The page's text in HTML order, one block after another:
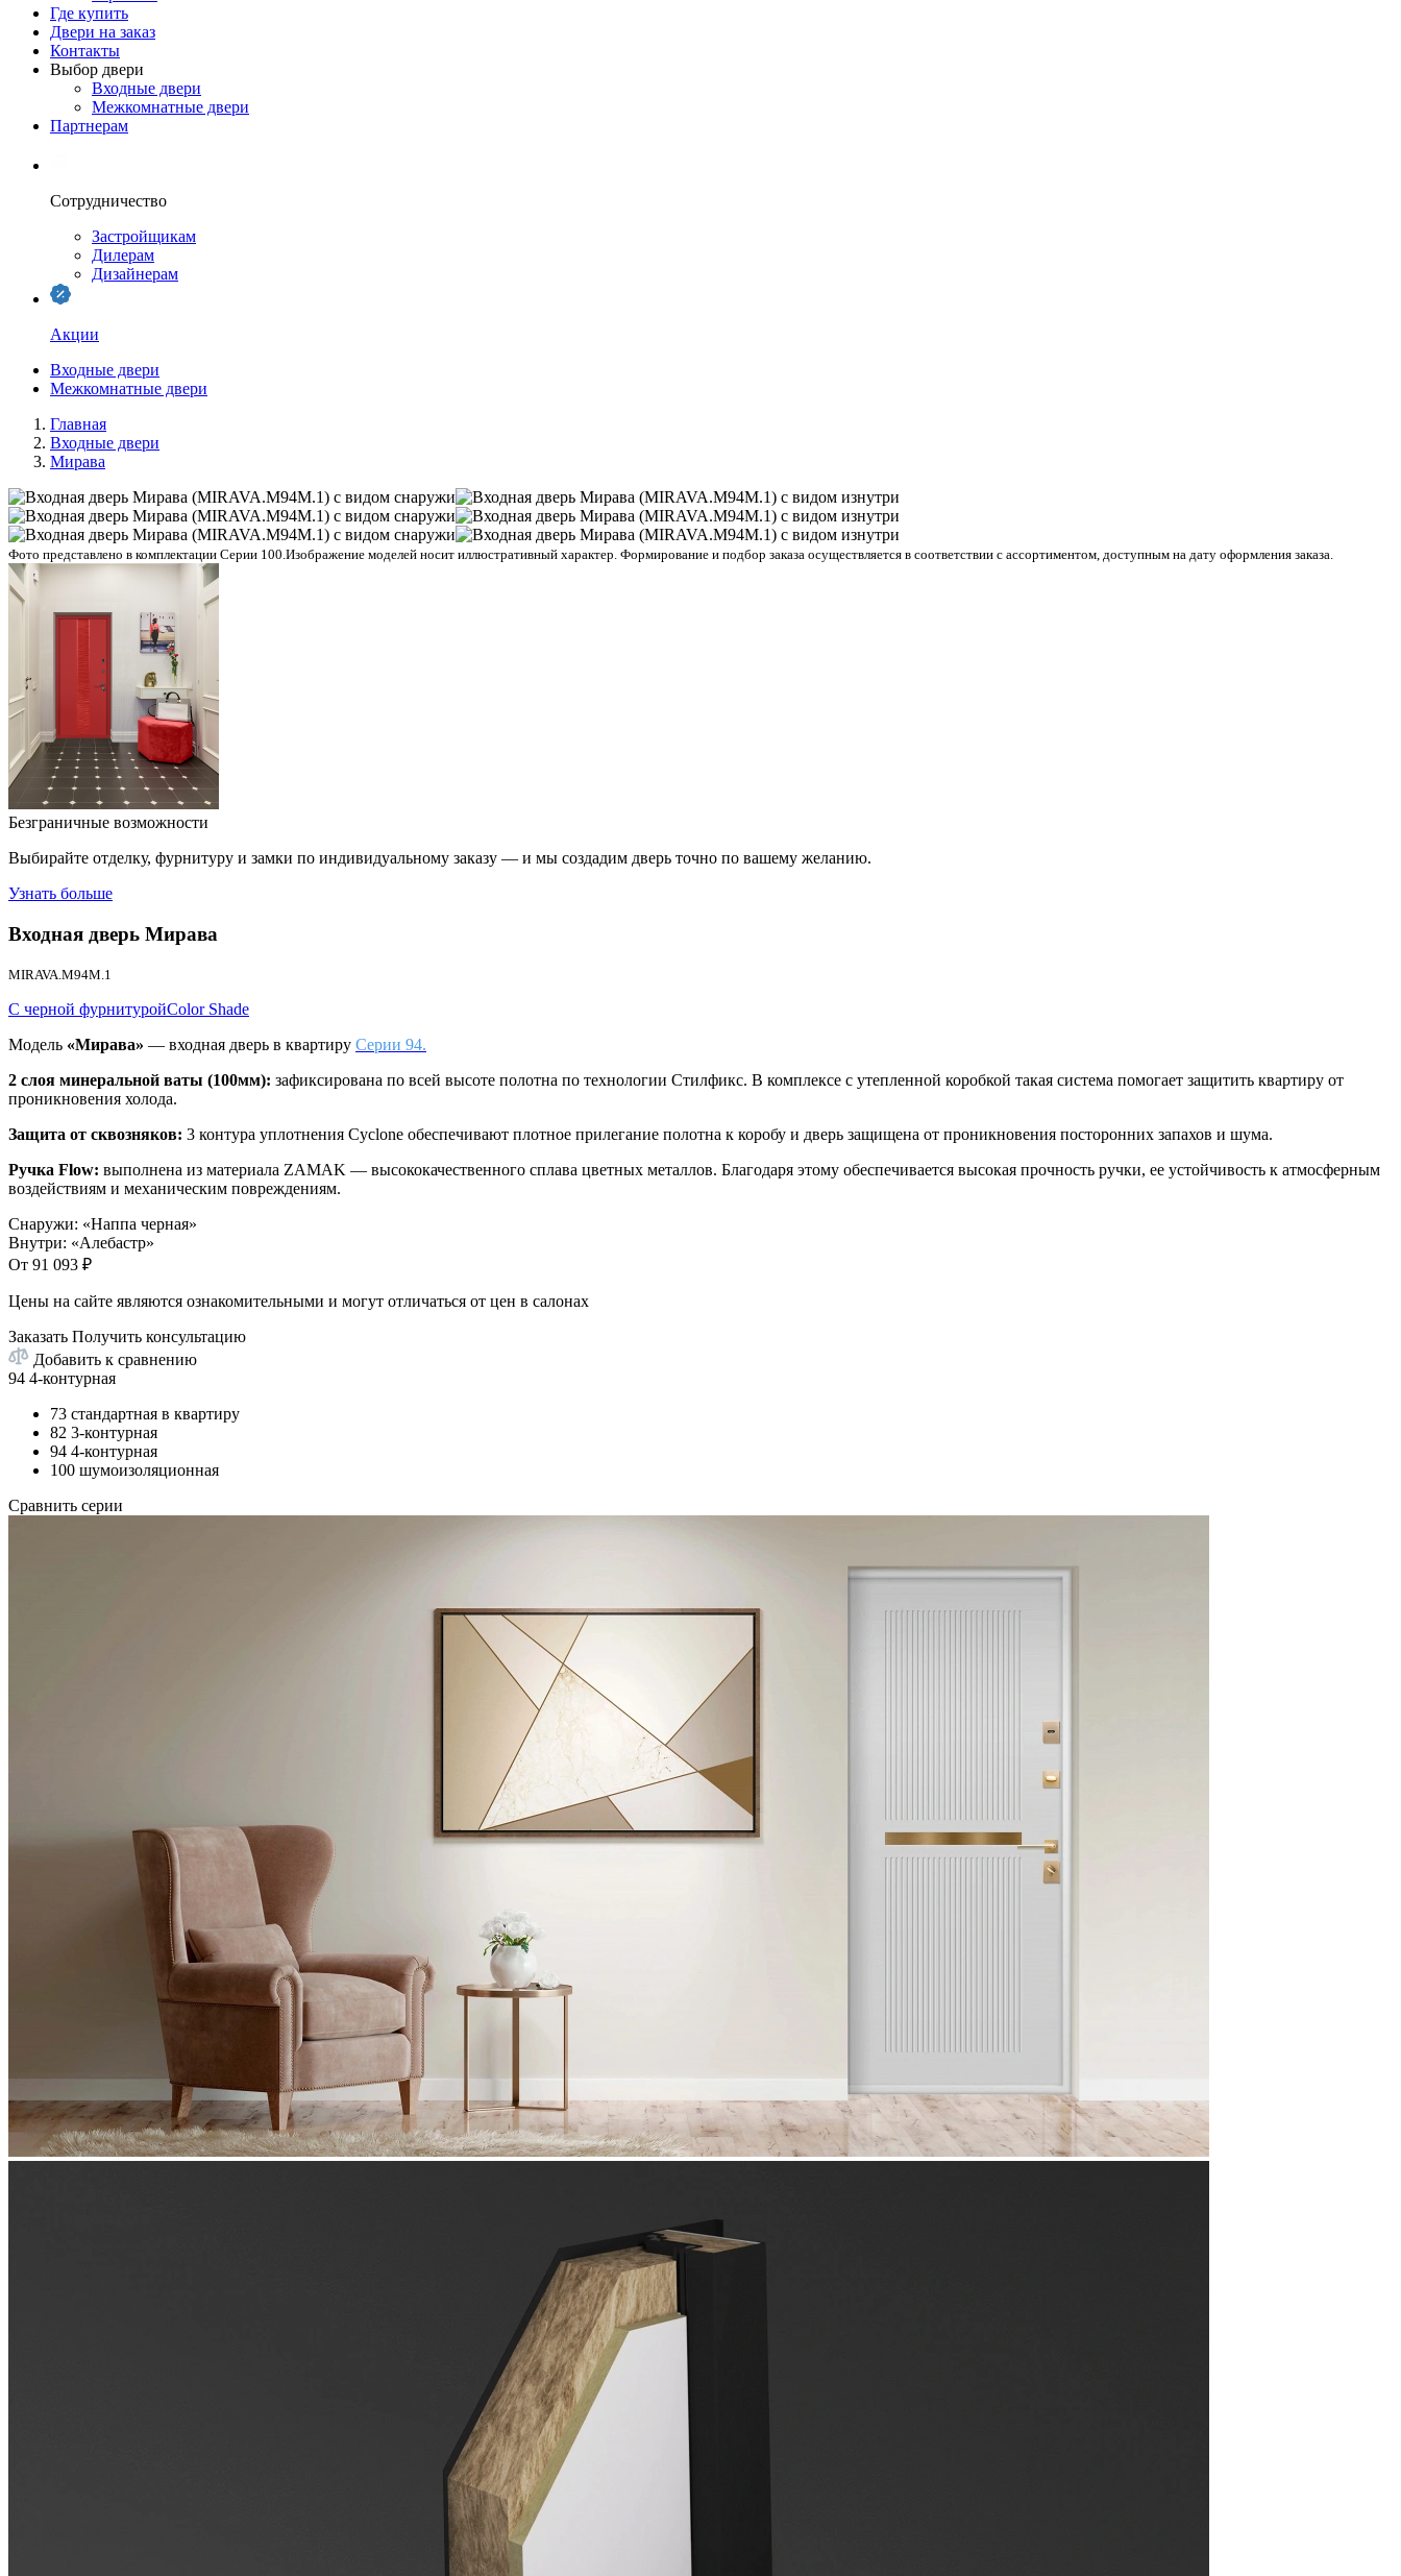
Где купить
Двери на заказ
Контакты
Выбор двери
Входные двери
Межкомнатные двери
Партнерам
Сотрудничество
Застройщикам
Дилерам
Дизайнерам
Акции
Входные двери
Межкомнатные двери
Главная
Входные двери
Мирава
Фото представлено в комплектации Серии 100.Изображение моделей носит иллюстративный характер. Формирование и подбор заказа осуществляется в соответствии с ассортиментом, доступным на дату оформления заказа.
Безграничные возможности
Выбирайте отделку, фурнитуру и замки по индивидуальному заказу — и мы создадим дверь точно по вашему желанию.
Узнать больше
Входная дверь Мирава
MIRAVA.M94M.1
С черной фурнитуройColor Shade
Модель «‎Мирава» — входная дверь в квартиру Серии 94.
2 слоя минеральной ваты (100мм): зафиксирована по всей высоте полотна по технологии Стилфикс. В комплексе с утепленной коробкой такая система помогает защитить квартиру от
проникновения холода.
Защита от сквозняков: 3 контура уплотнения Cyclone обеспечивают плотное прилегание полотна к коробу и дверь защищена от проникновения посторонних запахов и шума.
Ручка Flow: выполнена из материала ZAMAK — высококачественного сплава цветных металлов. Благодаря этому обеспечивается высокая прочность ручки, ее устойчивость к атмосферным
воздействиям и механическим повреждениям.
Снаружи: «Наппа черная»
Внутри: «Алебастр»
От 91 093 ₽
Цены на сайте являются ознакомительными и могут отличаться от цен в салонах
Заказать Получить консультацию
Добавить к сравнению
94 4-контурная
73 стандартная в квартиру
82 3-контурная
94 4-контурная
100 шумоизоляционная
Сравнить серии